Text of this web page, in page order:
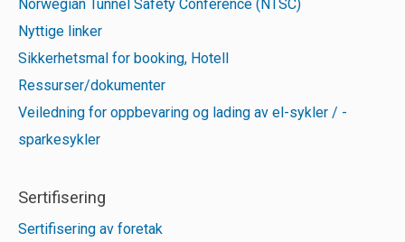
Norwegian Tunnel Safety Conference (NTSC)
Nyttige linker
Sikkerhetsmal for booking, Hotell
Ressurser/dokumenter
Veiledning for oppbevaring og lading av el-sykler / -
sparkesykler
Sertifisering
Sertifisering av foretak